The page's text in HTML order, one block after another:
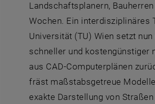
Landschaftsplanern,
Wochen. Ein interdisziplinäres
Universität (TU) Wien setzt
schneller und kostengünstiger
aus CAD-Computerplänen
fräst maßstabsgetreue
exakte Darstellung von